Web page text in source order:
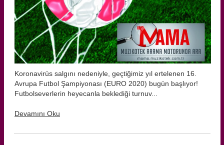
Koronavirüs salgını nedeniyle, geçtiğimiz yıl ertelenen 16.
Avrupa Futbol Şampiyonası (EURO 2020) bugün başlıyor!
Futbolseverlerin heyecanla beklediği turnuv...
Devamını Oku